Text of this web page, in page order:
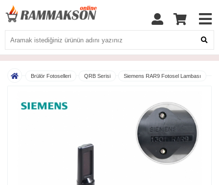
Brülör Fotoselleri QRB Serisi Siemens RAR9 Fotosel Lambası